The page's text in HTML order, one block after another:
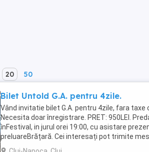
20 50
Bilet Untold G.A. pentru 4zile.
Vând invitatie bilet G.A. pentru 4zile, fara taxe
Necesita doar înregistrare. PRET: 950LEI.
înFestival, in jurul orei 19:00, cu asistare
preluareBrățară. Cei interesați pot trimite
anuntul mai este ...